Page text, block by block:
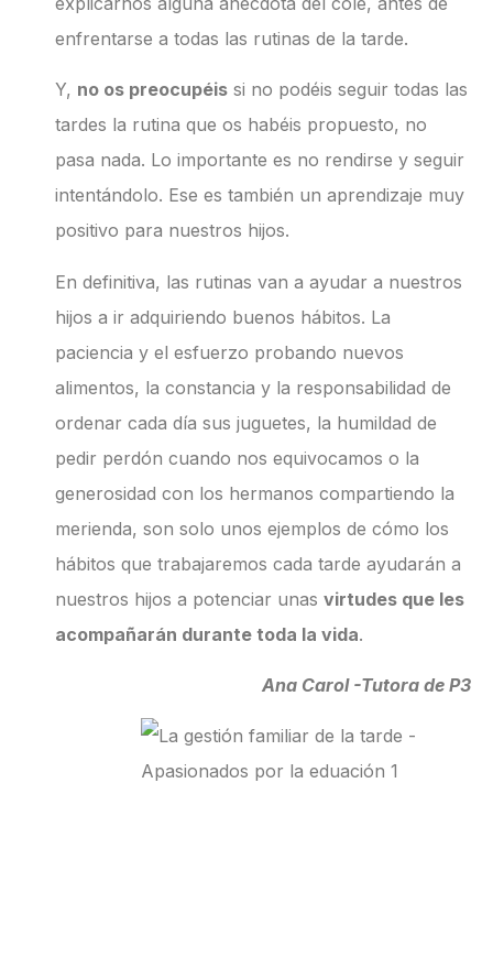
enfrentarse a todas las rutinas de la tarde.
Y, no os preocupéis si no podéis seguir todas las
tardes la rutina que os habéis propuesto, no
pasa nada. Lo importante es no rendirse y seguir
intentándolo. Ese es también un aprendizaje muy
positivo para nuestros hijos.
En definitiva, las rutinas van a ayudar a nuestros
hijos a ir adquiriendo buenos hábitos. La
paciencia y el esfuerzo probando nuevos
alimentos, la constancia y la responsabilidad de
ordenar cada día sus juguetes, la humildad de
pedir perdón cuando nos equivocamos o la
generosidad con los hermanos compartiendo la
merienda, son solo unos ejemplos de cómo los
hábitos que trabajaremos cada tarde ayudarán a
nuestros hijos a potenciar unas virtudes que les
acompañarán durante toda la vida.
Ana Carol -Tutora de P3